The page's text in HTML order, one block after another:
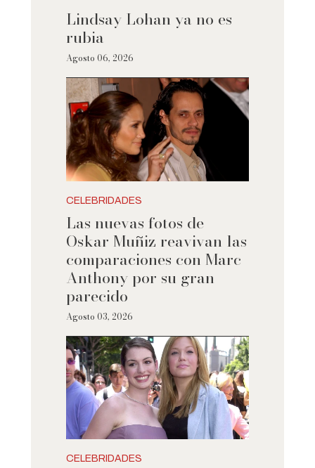
Lindsay Lohan ya no es
rubia
Agosto 06, 2026
CELEBRIDADES
Las nuevas fotos de
Oskar Muñiz reavivan las
comparaciones con Marc
Anthony por su gran
parecido
Agosto 03, 2026
CELEBRIDADES